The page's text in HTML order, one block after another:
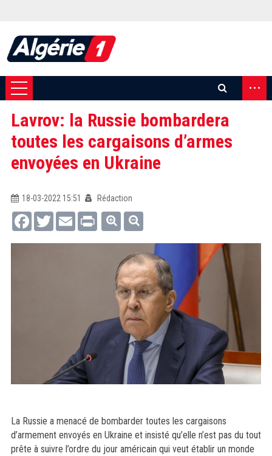
...
Lavrov: la Russie bombardera
toutes les cargaisons d’armes
envoyées en Ukraine
18-03-2022 15:51
Rédaction
FacebookTwitterEmail Print
La Russie a menacé de bombarder toutes les cargaisons
d’armement envoyés en Ukraine et insisté qu’elle n’est pas du tout
prête à suivre l’ordre du jour américain qui veut établir un monde